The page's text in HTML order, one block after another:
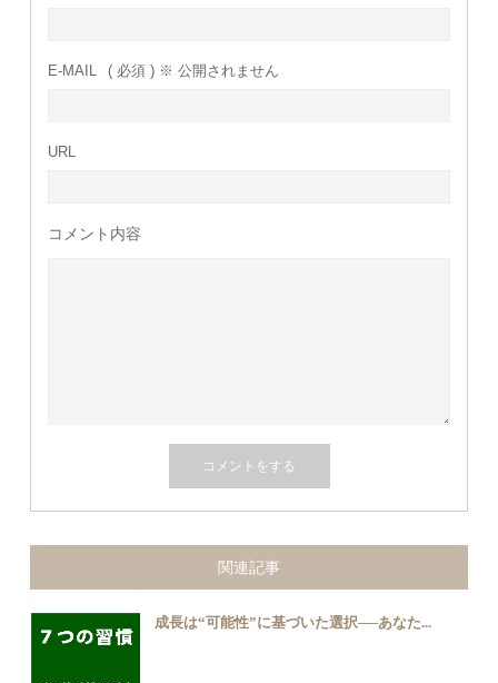
E-MAIL ( 必須 ) ※ 公開されません
URL
コメント内容
関連記事
成長は“可能性”に基づいた選択──あなた...